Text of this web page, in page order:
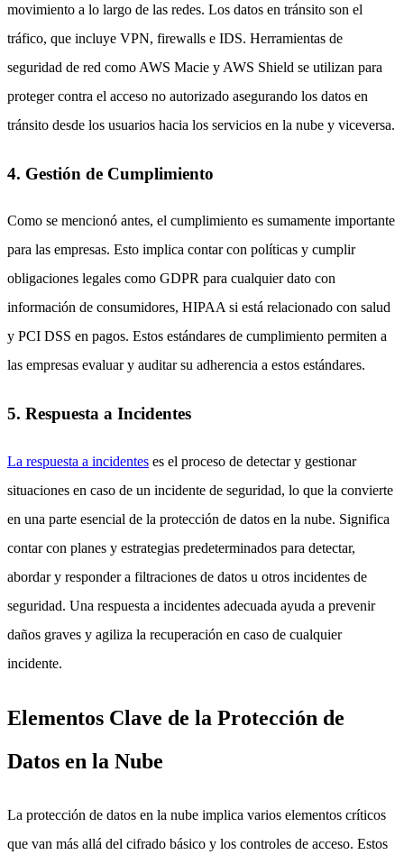
movimiento a lo largo de las redes. Los datos en tránsito son el
tráfico, que incluye VPN, firewalls e IDS. Herramientas de
seguridad de red como AWS Macie y AWS Shield se utilizan para
proteger contra el acceso no autorizado asegurando los datos en
tránsito desde los usuarios hacia los servicios en la nube y viceversa.
4. Gestión de Cumplimiento
Como se mencionó antes, el cumplimiento es sumamente importante
para las empresas. Esto implica contar con políticas y cumplir
obligaciones legales como GDPR para cualquier dato con
información de consumidores, HIPAA si está relacionado con salud
y PCI DSS en pagos. Estos estándares de cumplimiento permiten a
las empresas evaluar y auditar su adherencia a estos estándares.
5. Respuesta a Incidentes
La respuesta a incidentes es el proceso de detectar y gestionar
situaciones en caso de un incidente de seguridad, lo que la convierte
en una parte esencial de la protección de datos en la nube. Significa
contar con planes y estrategias predeterminados para detectar,
abordar y responder a filtraciones de datos u otros incidentes de
seguridad. Una respuesta a incidentes adecuada ayuda a prevenir
daños graves y agiliza la recuperación en caso de cualquier
incidente.
Elementos Clave de la Protección de
Datos en la Nube
La protección de datos en la nube implica varios elementos críticos
que van más allá del cifrado básico y los controles de acceso. Estos